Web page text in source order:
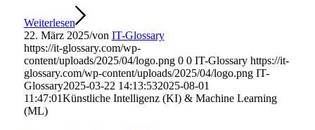
Weiterlesen
22. März 2025/von IT-Glossary
https://it-glossary.com/wp-
content/uploads/2025/04/logo.png 0 0 IT-Glossary https://it-
glossary.com/wp-content/uploads/2025/04/logo.png IT-
Glossary2025-03-22 14:13:532025-08-01
11:47:01Künstliche Intelligenz (KI) & Machine Learning
(ML)